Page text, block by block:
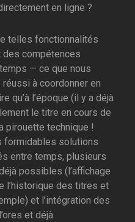
en ligne ?
telles fonctionnalités
compétences
— ce que nous
réussi à coordonner en
qu’à l’époque (il y a déjà
le titre en cours de
pirouette technique !
formidables solutions
entre temps, plusieurs
possibles (l’affichage
l’historique des titres et
et l’intégration des
et déjà